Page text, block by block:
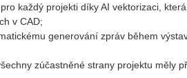
každý pro­jek­ti díky AI vek­to­ri­za­ci,
v CAD;
ge­ne­ro­vá­ní zpráv během
zú­čast­ně­né stra­ny pro­jek­tu měly